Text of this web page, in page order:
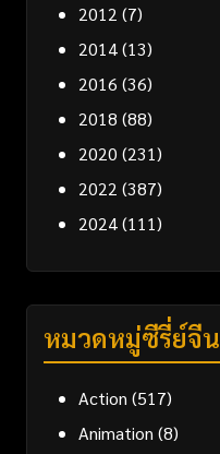
2012 (7)
2014(13)
2016 (36)
2018 (88)
2020 (231)
2022 (387)
2024(111)
หมวดหมู่ซีรี่ย์จีน
Action (517)
Animation (8)